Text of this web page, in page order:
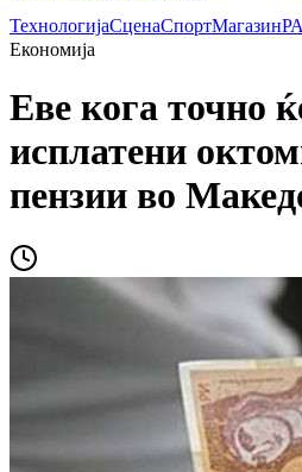
ТехнологијаСценаСпортМагазин
Економија
Еве кога точно
исплатени
пензии во